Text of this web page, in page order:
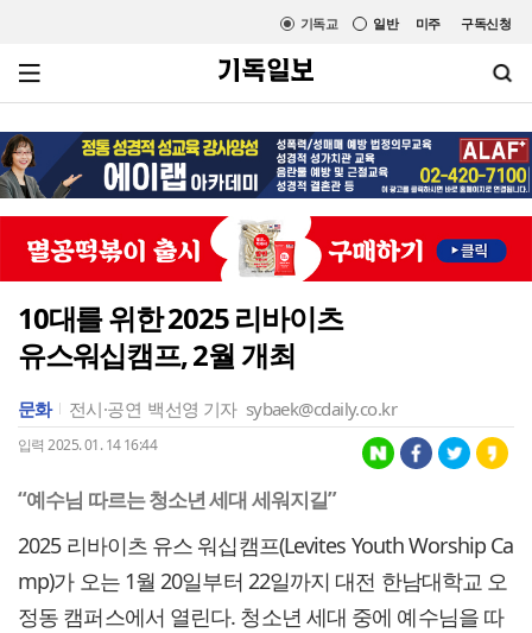
미주 구독신청
일반
기독교
10대를 위한 2025 리바이츠
유스워십캠프, 2월 개최
문화 전시·공연 백선영 기자 sybaek@cdaily.co.kr
입력 2025. 01. 14 16:44
“예수님 따르는 청소년 세대 세워지길”
2025 리바이츠 유스 워십캠프(Levites Youth Worship Ca
mp)가 오는 1월 20일부터 22일까지 대전 한남대학교 오
정동 캠퍼스에서 열린다. 청소년 세대 중에 예수님을 따